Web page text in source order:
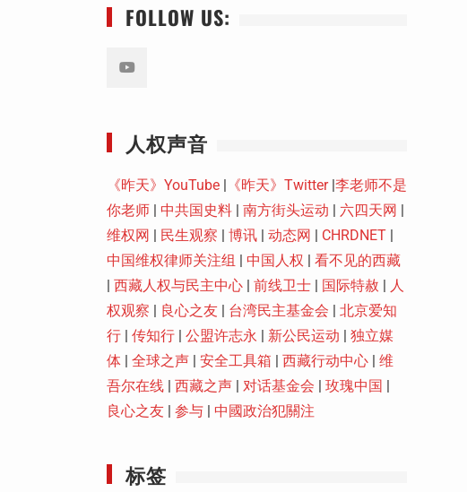
FOLLOW US:
人权声音
《昨天》YouTube | 《昨天》Twitter|李老师不是
你老师 | 中共国史料 | 南方街头运动 | 六四天网 |
维权网 | 民生观察 | 博讯 | 动态网 | CHRDNET |
中国维权律师关注组 | 中国人权 | 看不见的西藏
| 西藏人权与民主中心 | 前线卫士 | 国际特赦 | 人
权观察 | 良心之友 | 台湾民主基金会 | 北京爱知
行 | 传知行 | 公盟许志永 | 新公民运动 | 独立媒
体 | 全球之声 | 安全工具箱 | 西藏行动中心 | 维
吾尔在线 | 西藏之声 | 对话基金会 | 玫瑰中国 |
良心之友 | 参与 | 中國政治犯關注
标签